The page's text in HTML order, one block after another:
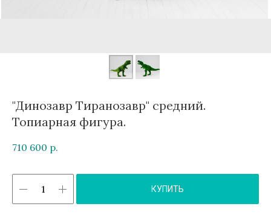
"Динозавр Тиранозавр" средний.
Топиарная фигура.
710 600 р.
КУПИТЬ